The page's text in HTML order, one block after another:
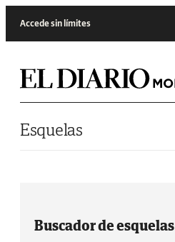
Accede sin límites
Esquelas
Buscador de esquelas